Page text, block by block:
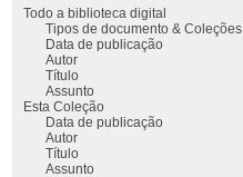
Todo a biblioteca digital
Tipos de documento & Coleções
Data de publicação
Autor
Título
Assunto
Esta Coleção
Data de publicação
Autor
Título
Assunto